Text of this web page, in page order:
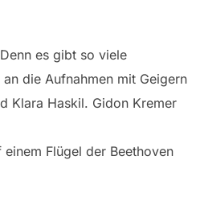
es gibt so viele
die Aufnahmen mit Geigern
Klara Haskil. Gidon Kremer
Flügel der Beethoven